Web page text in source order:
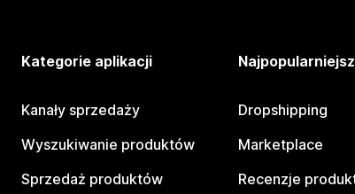
Kategorie aplikacji
Kanały sprzedaży
Wyszukiwanie produktów
Sprzedaż produktów
Dropshipping
Marketplace
Recenzje